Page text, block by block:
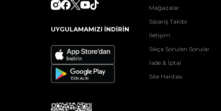
UYGULAMAMIZI İNDİRİN
Mağazalar
Sipariş Takibi
İletişim
Sıkça Sorulan Sorular
İade & İptal
Site Haritası